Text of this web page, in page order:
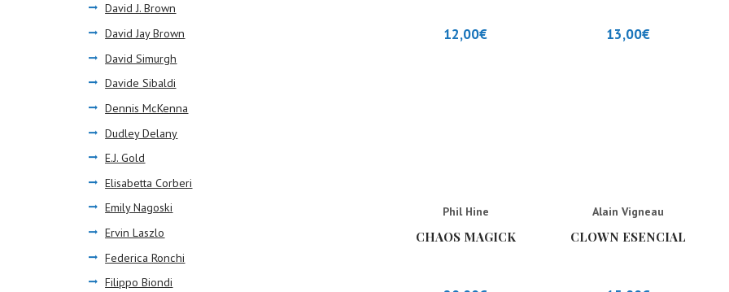
12,00€ 13,00€
Phil Hine
CHAOS MAGICK
Alain Vigneau
CLOWN ESENCIAL
David J. Brown
David Jay Brown
David Simurgh
Davide Sibaldi
Dennis McKenna
Dudley Delany
E.J. Gold
Elisabetta Corberi
Emily Nagoski
Ervin Laszlo
Federica Ronchi
Filippo Biondi